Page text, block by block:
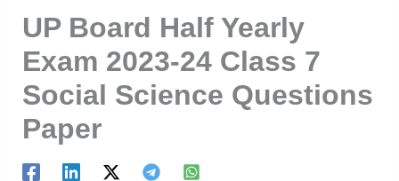
UP Board Half Yearly
Exam 2023-24 Class 7
Social Science Questions
Paper